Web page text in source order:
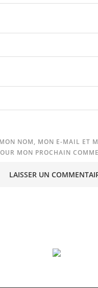
NOM, MON E-MAIL ET
MON PROCHAIN